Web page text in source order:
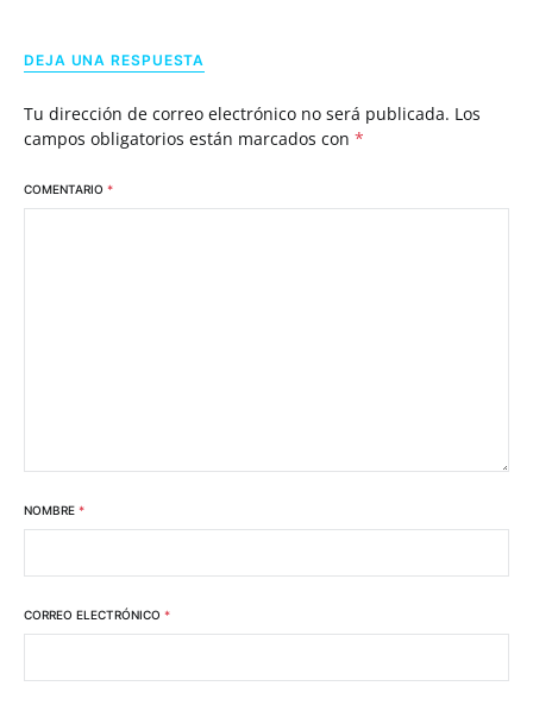
DEJA UNA RESPUESTA
Tu dirección de correo electrónico no será publicada. Los
campos obligatorios están marcados con *
COMENTARIO *
NOMBRE *
CORREO ELECTRÓNICO *